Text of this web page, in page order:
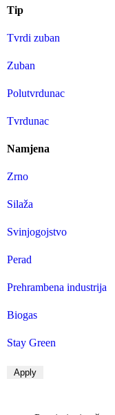
Tip
Tvrdi zuban
Zuban
Polutvrdunac
Tvrdunac
Namjena
Zrno
Silaža
Svinjogojstvo
Perad
Prehrambena industrija
Biogas
Stay Green